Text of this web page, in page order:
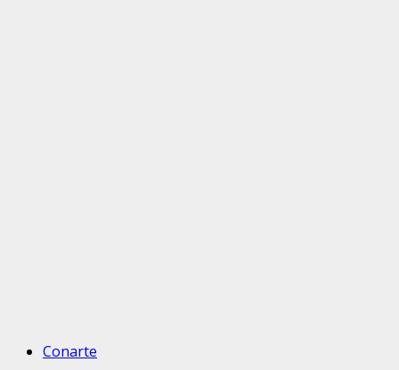
Conarte